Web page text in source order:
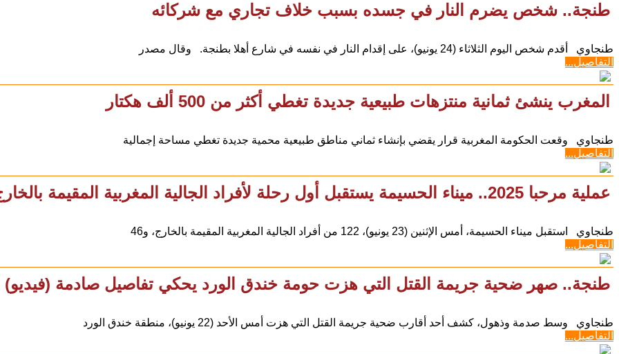
طنجة.. شخص يضرم النار في جسده بسبب خلاف تجاري مع شركائه
طنجاوي أقدم شخص اليوم الثلاثاء (24 يونيو)، على إقدام النار في نفسه في شارع أهلا بطنجة. وقال مصدر
التفاصيل...
المغرب ينشئ ثمانية منتزهات طبيعية جديدة تغطي أكثر من 500 ألف هكتار
طنجاوي وقعت الحكومة المغربية قرار يقضي بإنشاء ثماني مناطق طبيعية محمية جديدة تغطي مساحة إجمالية
التفاصيل...
عملية مرحبا 2025.. ميناء الحسيمة يستقبل أول رحلة لأفراد الجالية المغربية المقيمة بالخارج
طنجاوي استقبل ميناء الحسيمة، أمس الإثنين (23 يونيو)، 122 من أفراد الجالية المغربية المقيمة بالخارج، و46
التفاصيل...
طنجة.. صهر ضحية جريمة القتل التي هزت حومة خندق الورد يحكي تفاصيل صادمة (فيديو)
طنجاوي وسط صدمة وذهول، كشف أحد أقارب ضحية جريمة القتل التي هزت أمس الأحد (22 يونيو)، منطقة خندق الورد
التفاصيل...